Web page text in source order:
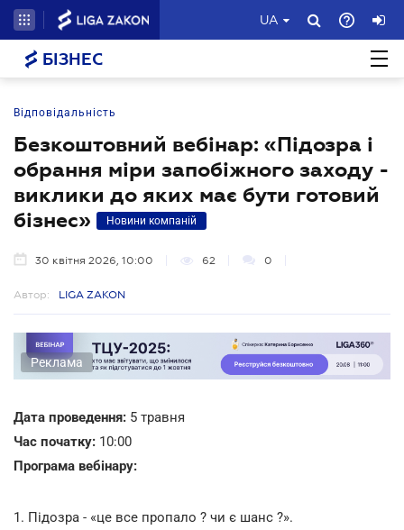
UA
БІЗНЕС
Відповідальність
Безкоштовний вебінар: «Підозра і
обрання міри запобіжного заходу -
виклики до яких має бути готовий
бізнес»
Новини компаній
30 квітня 2026, 10:00 62 0
Автор: LIGA ZAKON
Реклама
Дата проведення: 5 травня
Час початку: 10:00
Програма вебінару:
1. Підозра - «це все пропало ? чи є шанс ?».